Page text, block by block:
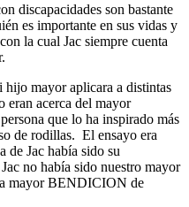
discapacidades son bastante
es importante en sus vidas y
la cual Jac siempre cuenta
mayor aplicara a distintas
eran acerca del mayor
que lo ha inspirado más
de rodillas. El ensayo era
de Jac había sido su
no había sido nuestro mayor
mayor BENDICION de